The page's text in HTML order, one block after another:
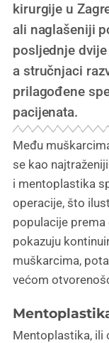
kirurgije u
ali naglašeniji
posljednje
a stručnjaci
prilagođene
pacijenata.
Među
se kao
i mentoplastika
operacije, što
populacije
pokazuju
muškarcima,
većom
Mentoplastika, ili